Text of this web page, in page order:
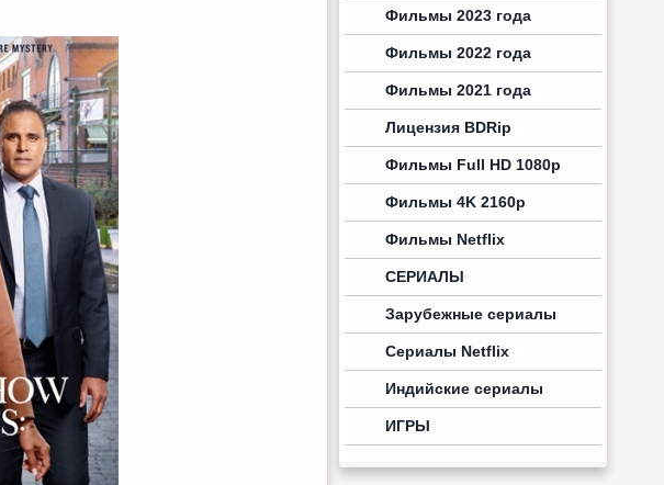
Фильмы 2023 года
Фильмы 2022 года
Фильмы 2021 года
Лицензия BDRip
Фильмы Full HD 1080p
Фильмы 4K 2160p
Фильмы Netflix
СЕРИАЛЫ
Зарубежные сериалы
Сериалы Netflix
Индийские сериалы
ИГРЫ